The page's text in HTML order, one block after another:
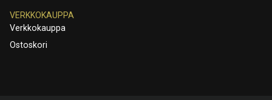
VERKKOKAUPPA
Verkkokauppa
Ostoskori